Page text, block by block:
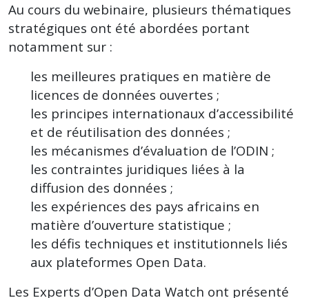
Au cours du webinaire, plusieurs thématiques
stratégiques ont été abordées portant
notamment sur :
les meilleures pratiques en matière de
licences de données ouvertes ;
les principes internationaux d’accessibilité
et de réutilisation des données ;
les mécanismes d’évaluation de l’ODIN ;
les contraintes juridiques liées à la
diffusion des données ;
les expériences des pays africains en
matière d’ouverture statistique ;
les défis techniques et institutionnels liés
aux plateformes Open Data.
Les Experts d’Open Data Watch ont présenté